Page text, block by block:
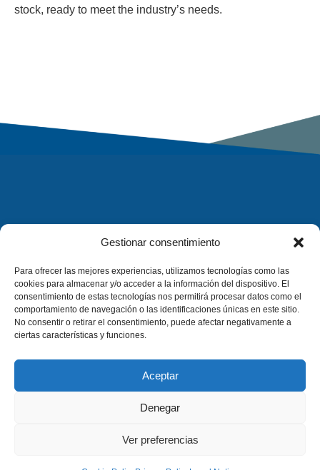
Gestionar consentimiento
Para ofrecer las mejores experiencias, utilizamos tecnologías como las
cookies para almacenar y/o acceder a la información del dispositivo. El
consentimiento de estas tecnologías nos permitirá procesar datos como el
comportamiento de navegación o las identificaciones únicas en este sitio.
No consentir o retirar el consentimiento, puede afectar negativamente a
ciertas características y funciones.
Aceptar
Denegar
Ver preferencias
stock, ready to meet the industry’s needs.
Privacy Policy